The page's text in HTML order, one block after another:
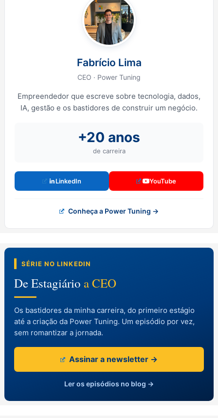
Fabrício Lima
CEO · Power Tuning
Empreendedor que escreve sobre tecnologia, dados,
IA, gestão e os bastidores de construir um negócio.
+20 anos
de carreira
LinkedIn YouTube
Conheça a Power Tuning →
SÉRIE NO LINKEDIN
De Estagiário a CEO
Os bastidores da minha carreira, do primeiro estágio
até a criação da Power Tuning. Um episódio por vez,
sem romantizar a jornada.
Assinar a newsletter →
Ler os episódios no blog →